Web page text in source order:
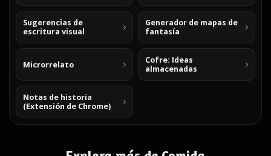
Sugerencias de
escritura visual
Generador de mapas de
fantasía
Microrrelato
Cofre: Ideas
almacenadas
Notas de historia
(Extensión de Chrome)